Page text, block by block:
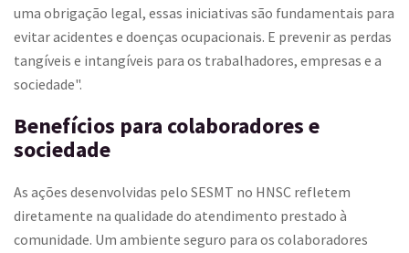
uma obrigação legal, essas iniciativas são fundamentais para
evitar acidentes e doenças ocupacionais. E prevenir as perdas
tangíveis e intangíveis para os trabalhadores, empresas e a
sociedade".
Benefícios para colaboradores e
sociedade
As ações desenvolvidas pelo SESMT no HNSC refletem
diretamente na qualidade do atendimento prestado à
comunidade. Um ambiente seguro para os colaboradores